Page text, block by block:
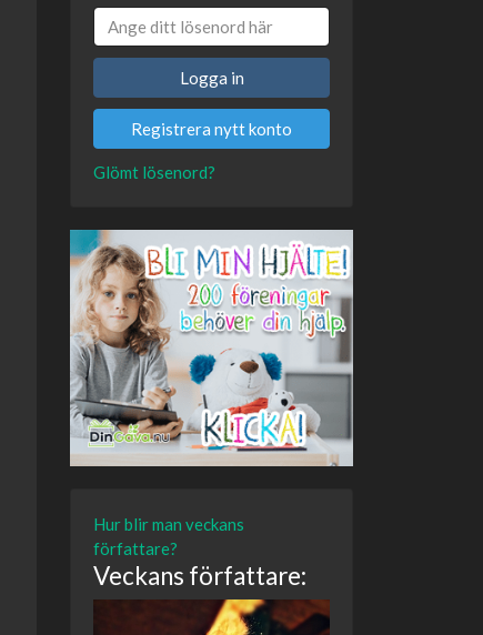
Logga in
Registrera nytt konto
Glömt lösenord?
Hur blir man veckans
författare?
Veckans författare: